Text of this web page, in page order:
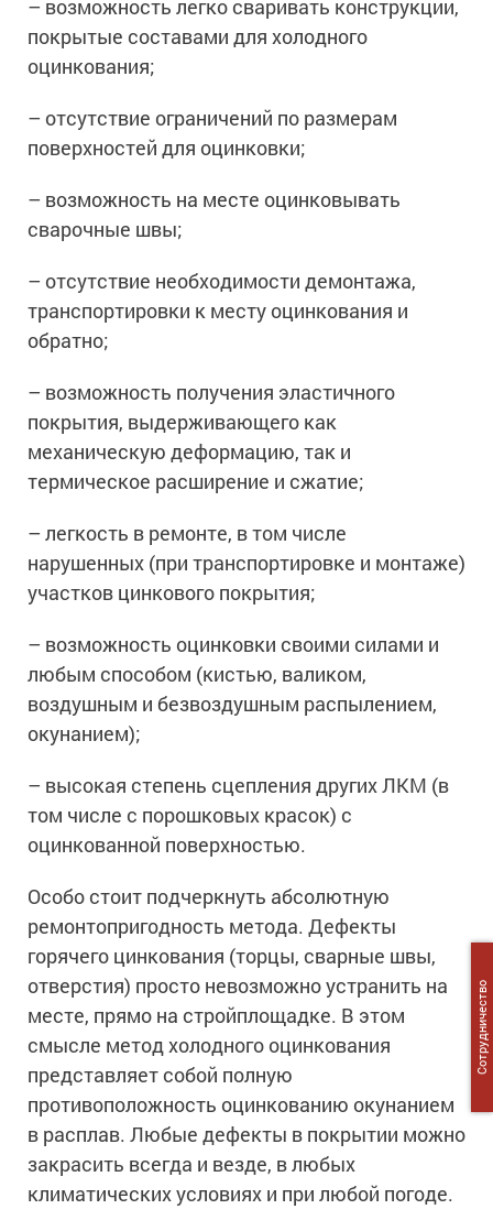
Ингибиторы коррозии
Растворители и разбавители для металла
Шпатлевки для металла
Сопутствующие товары
Пищевая промышленность
Нефтегазовая промышленность
Сопутствующие товары
Жидкая теплоизоляция
Для фасада
Сопутствующие товары
Для бетонных полов
Для интерьеров
Сопутствующие товары
Антистатические покрытия
Для бетона
Сопутствующие товары
Промышленные покрытия
Ремонт промышленных полов
Защита железобетонных конструкций
Промышленное оборудование
Промышленные ремонтные покрытия для металла
Промышленные стены
Грунтовки для холодного цинкования
Сопутствующие товары
Молотковые эмали
Сопутствующие товары
Толстослойные грунт-эмали
Алюминиевые краски
Сопутствующие товары
Морозостойкие краски
Морозостойкие краски для бетонных полов
Морозостойкие краски для фасада
Сопутствующие товары
– возможность легко сваривать конструкции,
покрытые составами для холодного
оцинкования;
– отсутствие ограничений по размерам
поверхностей для оцинковки;
– возможность на месте оцинковывать
сварочные швы;
– отсутствие необходимости демонтажа,
транспортировки к месту оцинкования и
обратно;
– возможность получения эластичного
покрытия, выдерживающего как
механическую деформацию, так и
термическое расширение и сжатие;
– легкость в ремонте, в том числе
нарушенных (при транспортировке и монтаже)
участков цинкового покрытия;
– возможность оцинковки своими силами и
любым способом (кистью, валиком,
воздушным и безвоздушным распылением,
окунанием);
– высокая степень сцепления других ЛКМ (в
том числе с порошковых красок) с
оцинкованной поверхностью.
Особо стоит подчеркнуть абсолютную
ремонтопригодность метода. Дефекты
горячего цинкования (торцы, сварные швы,
отверстия) просто невозможно устранить на
месте, прямо на стройплощадке. В этом
смысле метод холодного оцинкования
представляет собой полную
противоположность оцинкованию окунанием
в расплав. Любые дефекты в покрытии можно
закрасить всегда и везде, в любых
климатических условиях и при любой погоде.
Сотрудничество